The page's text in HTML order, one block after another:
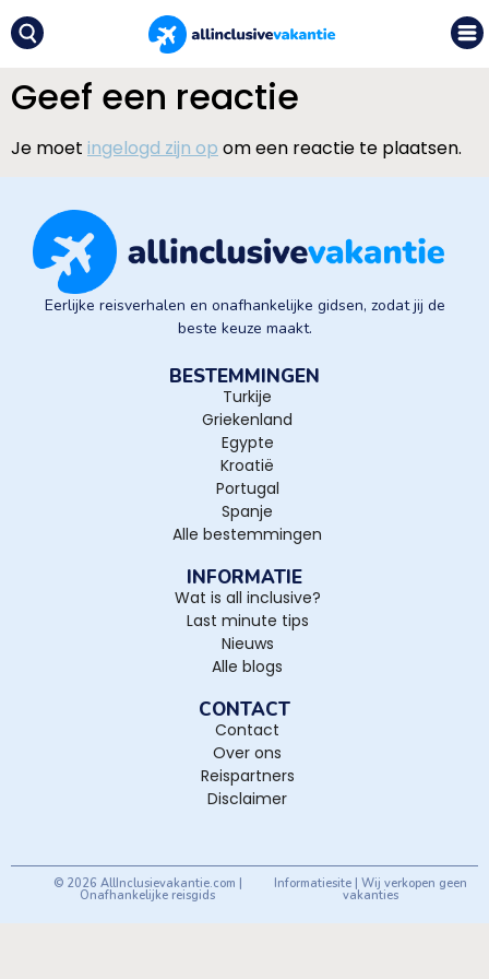
Geef een reactie
Je moet ingelogd zijn op om een reactie te plaatsen.
Eerlijke reisverhalen en onafhankelijke gidsen, zodat jij de
beste keuze maakt.
BESTEMMINGEN
Turkije
Griekenland
Egypte
Kroatië
Portugal
Spanje
Alle bestemmingen
INFORMATIE
Wat is all inclusive?
Last minute tips
Nieuws
Alle blogs
CONTACT
Contact
Over ons
Reispartners
Disclaimer
© 2026 AllInclusievakantie.com |
Onafhankelijke reisgids
Informatiesite | Wij verkopen geen
vakanties